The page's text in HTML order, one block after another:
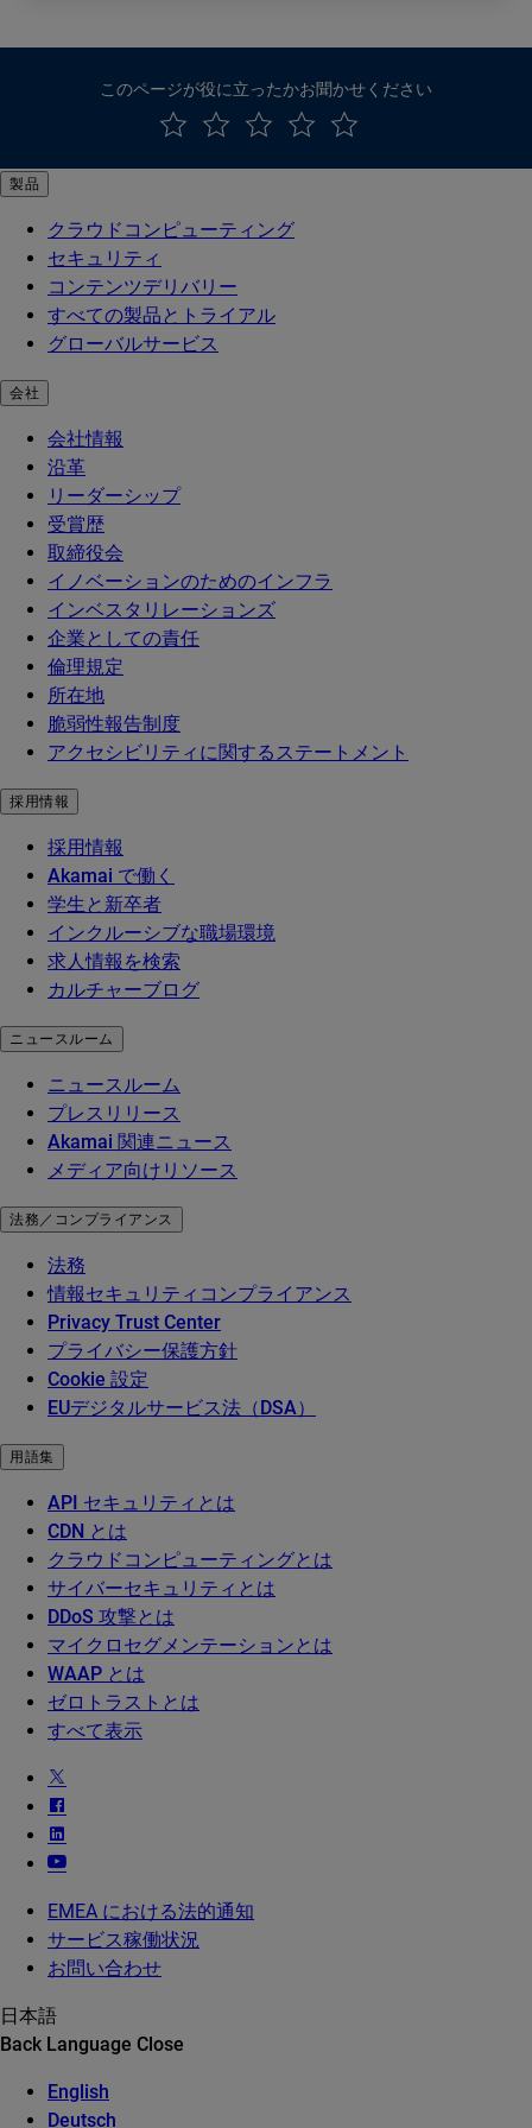
このページが役に立ったかお聞かせください
製品
クラウドコンピューティング
セキュリティ
コンテンツデリバリー
すべての製品とトライアル
グローバルサービス
会社
会社情報
沿革
リーダーシップ
受賞歴
取締役会
イノベーションのためのインフラ
インベスタリレーションズ
企業としての責任
倫理規定
所在地
脆弱性報告制度
アクセシビリティに関するステートメント
採用情報
採用情報
Akamai で働く
学生と新卒者
インクルーシブな職場環境
求人情報を検索
カルチャーブログ
ニュースルーム
ニュースルーム
プレスリリース
Akamai 関連ニュース
メディア向けリソース
法務／コンプライアンス
法務
情報セキュリティコンプライアンス
Privacy Trust Center
プライバシー保護方針
Cookie 設定
EUデジタルサービス法（DSA）
用語集
API セキュリティとは
CDN とは
クラウドコンピューティングとは
サイバーセキュリティとは
DDoS 攻撃とは
マイクロセグメンテーションとは
WAAP とは
ゼロトラストとは
すべて表示
EMEA における法的通知
サービス稼働状況
お問い合わせ
日本語
Back Language Close
English
Deutsch